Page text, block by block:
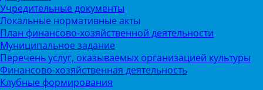
Учредительные документы
Локальные нормативные акты
План финансово-хозяйственной деятельности
Муниципальное задание
Перечень услуг, оказываемых организацией культуры
Финансово-хозяйственная деятельность
Клубные формирования